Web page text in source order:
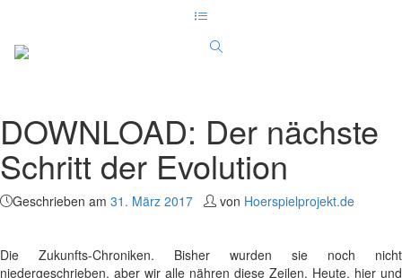
DOWNLOAD: Der nächste
Schritt der Evolution
Geschrieben am 31. März 2017 von Hoerspielprojekt.de
Die Zukunfts-Chroniken. Bisher wurden sie noch nicht
niedergeschrieben, aber wir alle nähren diese Zeilen. Heute, hier und